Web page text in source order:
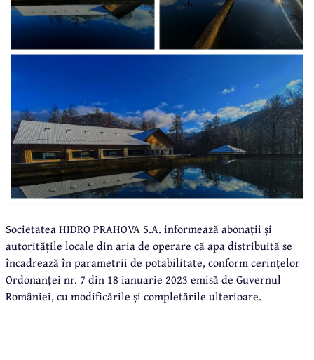
Societatea HIDRO PRAHOVA S.A. informează abonații și
autoritățile locale din aria de operare că apa distribuită se
încadrează în parametrii de potabilitate, conform cerințelor
Ordonanței nr. 7 din 18 ianuarie 2023 emisă de Guvernul
României, cu modificările și completările ulterioare.